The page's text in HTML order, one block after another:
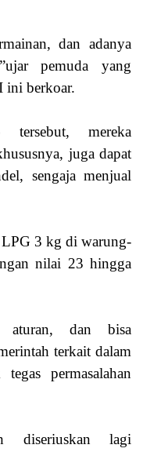
dan adanya
pemuda yang
ini berkoar.
mereka
juga dapat
sengaja menjual
LPG 3 kg di warung-
nilai 23 hingga
aturan, dan bisa
terkait dalam
permasalahan
diseriuskan lagi